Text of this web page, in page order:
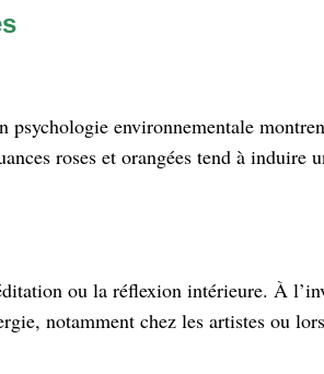
psychologie environnementale
roses et orangées tend à induire
ou la réflexion intérieure. À
notamment chez les artistes ou